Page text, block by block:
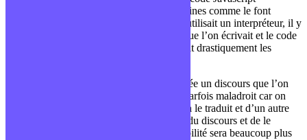
directement en code compris par nos machines comme le font
certains navigateurs. Auparavant, Google utilisait un interpréteur, il y
avait donc un intermédiaire entre le code que l’on écrivait et le code
qui était donné à la machine ce qui réduisait drastiquement les
C’est un peu comme si l’on traduit à la volée un discours que l’on
entend, la traduction ne sera pas parfaite, parfois maladroit car on
découvre le discours en même temps qu’on le traduit et d’un autre
côté, on a déjà eu le temps de lire le script du discours et de le
traduire à tête reposée. La deuxième possibilité sera beaucoup plus